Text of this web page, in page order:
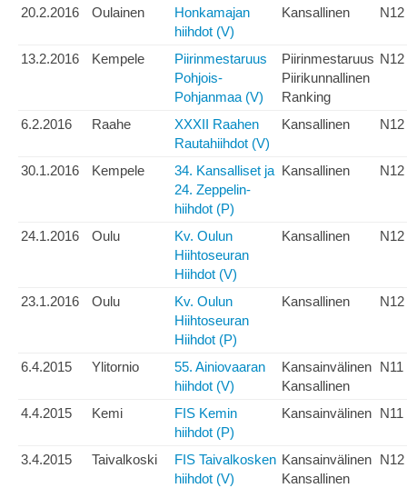
20.2.2016 Oulainen
Honkamajan
hiihdot (V)
Kansallinen N12
13.2.2016 Kempele
Piirinmestaruus
Pohjois-
Pohjanmaa (V)
Piirinmestaruus
Piirikunnallinen
Ranking
N12
6.2.2016 Raahe
XXXII Raahen
Rautahiihdot (V)
Kansallinen N12
30.1.2016 Kempele
34. Kansalliset ja
24. Zeppelin-
hiihdot (P)
Kansallinen N12
24.1.2016 Oulu
Kv. Oulun
Hiihtoseuran
Hiihdot (V)
Kansallinen N12
23.1.2016 Oulu
Kv. Oulun
Hiihtoseuran
Hiihdot (P)
Kansallinen N12
6.4.2015 Ylitornio
55. Ainiovaaran
hiihdot (V)
Kansainvälinen
Kansallinen
N11
4.4.2015 Kemi
FIS Kemin
hiihdot (P)
Kansainvälinen N11
3.4.2015 Taivalkoski
FIS Taivalkosken
hiihdot (V)
Kansainvälinen
Kansallinen
N12